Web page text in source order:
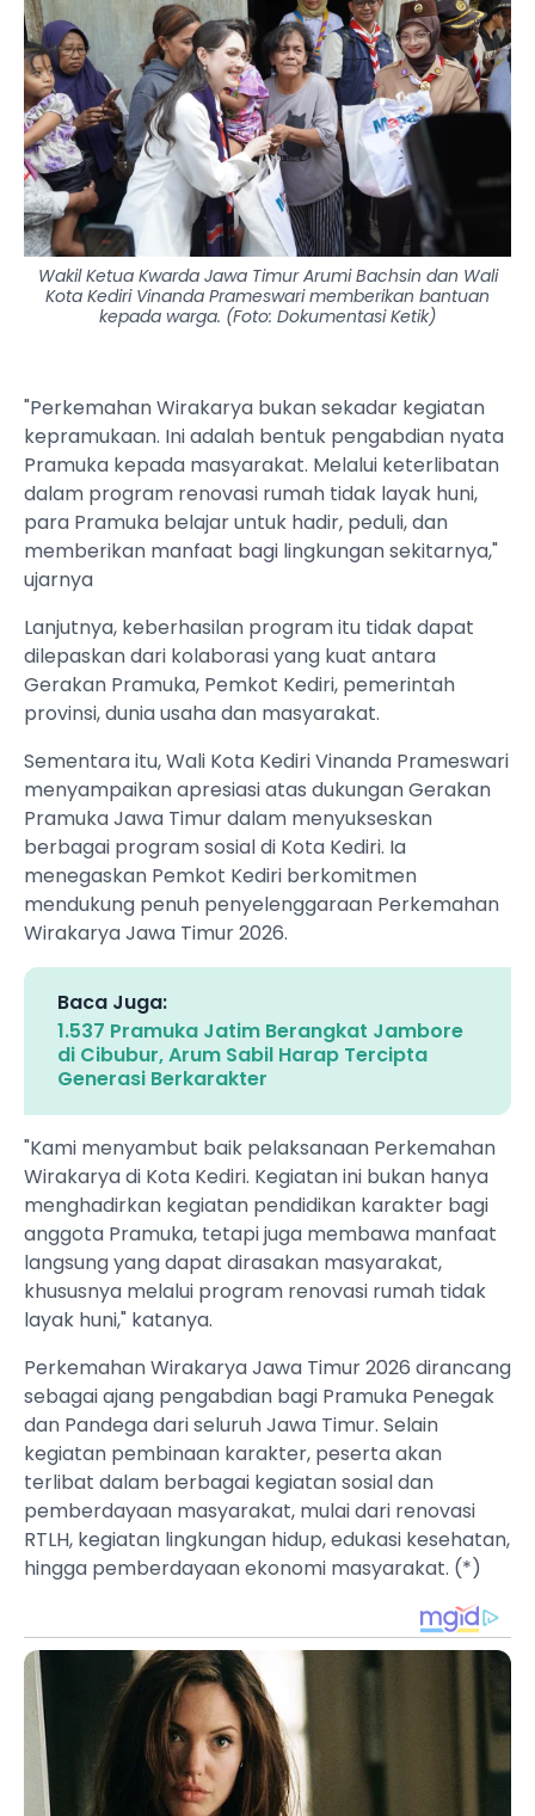
Wakil Ketua Kwarda Jawa Timur Arumi Bachsin dan Wali
Kota Kediri Vinanda Prameswari memberikan bantuan
kepada warga. (Foto: Dokumentasi Ketik)
"Perkemahan Wirakarya bukan sekadar kegiatan
kepramukaan. Ini adalah bentuk pengabdian nyata
Pramuka kepada masyarakat. Melalui keterlibatan
dalam program renovasi rumah tidak layak huni,
para Pramuka belajar untuk hadir, peduli, dan
memberikan manfaat bagi lingkungan sekitarnya,"
ujarnya
Lanjutnya, keberhasilan program itu tidak dapat
dilepaskan dari kolaborasi yang kuat antara
Gerakan Pramuka, Pemkot Kediri, pemerintah
provinsi, dunia usaha dan masyarakat.
Sementara itu, Wali Kota Kediri Vinanda Prameswari
menyampaikan apresiasi atas dukungan Gerakan
Pramuka Jawa Timur dalam menyukseskan
berbagai program sosial di Kota Kediri. Ia
menegaskan Pemkot Kediri berkomitmen
mendukung penuh penyelenggaraan Perkemahan
Wirakarya Jawa Timur 2026.
Baca Juga:
1.537 Pramuka Jatim Berangkat Jambore
di Cibubur, Arum Sabil Harap Tercipta
Generasi Berkarakter
"Kami menyambut baik pelaksanaan Perkemahan
Wirakarya di Kota Kediri. Kegiatan ini bukan hanya
menghadirkan kegiatan pendidikan karakter bagi
anggota Pramuka, tetapi juga membawa manfaat
langsung yang dapat dirasakan masyarakat,
khususnya melalui program renovasi rumah tidak
layak huni," katanya.
Perkemahan Wirakarya Jawa Timur 2026 dirancang
sebagai ajang pengabdian bagi Pramuka Penegak
dan Pandega dari seluruh Jawa Timur. Selain
kegiatan pembinaan karakter, peserta akan
terlibat dalam berbagai kegiatan sosial dan
pemberdayaan masyarakat, mulai dari renovasi
RTLH, kegiatan lingkungan hidup, edukasi kesehatan,
hingga pemberdayaan ekonomi masyarakat. (*)